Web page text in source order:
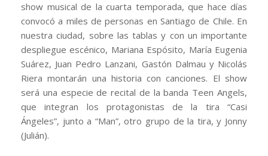
show musical de la cuarta temporada, que hace días
convocó a miles de personas en Santiago de Chile. En
nuestra ciudad, sobre las tablas y con un importante
despliegue escénico, Mariana Espósito, María Eugenia
Suárez, Juan Pedro Lanzani, Gastón Dalmau y Nicolás
Riera montarán una historia con canciones. El show
será una especie de recital de la banda Teen Angels,
que integran los protagonistas de la tira “Casi
Ángeles”, junto a “Man”, otro grupo de la tira, y Jonny
(Julián).